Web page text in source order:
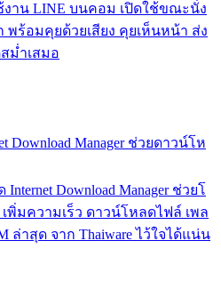
งาน LINE บนคอม เปิดใช้ขณะนั่ง
พร้อมคุยด้วยเสียง คุยเห็นหน้า ส่ง
ม่ำเสมอ
Download Manager ช่วยดาวน์โห
Download Manager ช่วยโ
พิ่มความเร็ว ดาวน์โหลดไฟล์ เพล
ล่าสุด จาก Thaiware ไว้ใจได้แน่น